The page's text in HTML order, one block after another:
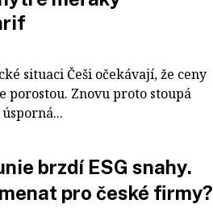
situaci Češi očekávají, že ceny
porostou. Znovu proto stoupá
brzdí ESG snahy.
pro české firmy?